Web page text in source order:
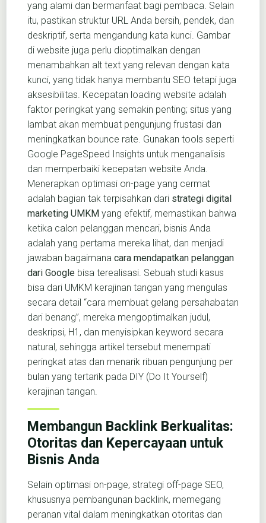
yang alami dan bermanfaat bagi pembaca. Selain
itu, pastikan struktur URL Anda bersih, pendek, dan
deskriptif, serta mengandung kata kunci. Gambar
di website juga perlu dioptimalkan dengan
menambahkan alt text yang relevan dengan kata
kunci, yang tidak hanya membantu SEO tetapi juga
aksesibilitas. Kecepatan loading website adalah
faktor peringkat yang semakin penting; situs yang
lambat akan membuat pengunjung frustasi dan
meningkatkan bounce rate. Gunakan tools seperti
Google PageSpeed Insights untuk menganalisis
dan memperbaiki kecepatan website Anda.
Menerapkan optimasi on-page yang cermat
adalah bagian tak terpisahkan dari strategi digital
marketing UMKM yang efektif, memastikan bahwa
ketika calon pelanggan mencari, bisnis Anda
adalah yang pertama mereka lihat, dan menjadi
jawaban bagaimana cara mendapatkan pelanggan
dari Google bisa terealisasi. Sebuah studi kasus
bisa dari UMKM kerajinan tangan yang mengulas
secara detail “cara membuat gelang persahabatan
dari benang”, mereka mengoptimalkan judul,
deskripsi, H1, dan menyisipkan keyword secara
natural, sehingga artikel tersebut menempati
peringkat atas dan menarik ribuan pengunjung per
bulan yang tertarik pada DIY (Do It Yourself)
kerajinan tangan.
Membangun Backlink Berkualitas:
Otoritas dan Kepercayaan untuk
Bisnis Anda
Selain optimasi on-page, strategi off-page SEO,
khususnya pembangunan backlink, memegang
peranan vital dalam meningkatkan otoritas dan